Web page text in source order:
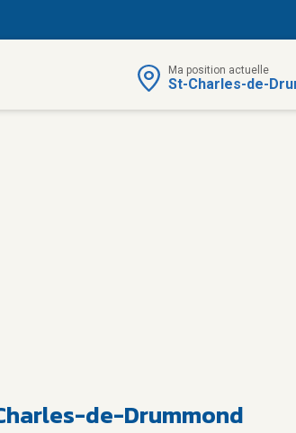
Ma position actuelle
St-Charles-de-
de-Drummond